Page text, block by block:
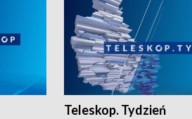
Teleskop. Tydzień